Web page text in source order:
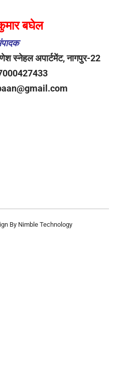
बघेल
स्नेहल अपार्टमेंट, नागपुर-22
By Nimble Technology